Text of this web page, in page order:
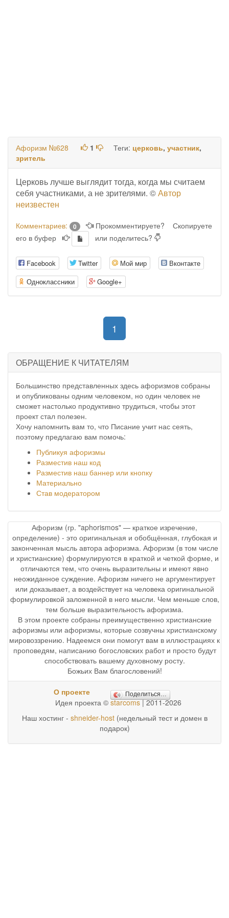
Афоризм №628 1 Теги: церковь, участник,
зритель
Церковь лучше выглядит тогда, когда мы считаем
себя участниками, а не зрителями. ©Автор
неизвестен
Комментариев: 0 Прокомментируете?
Скопируете
его в буфер
или поделитесь?
Facebook Twitter Мой мир
Вконтакте
Одноклассники
Google+
1
ОБРАЩЕНИЕ К ЧИТАТЕЛЯМ
Большинство представленных здесь афоризмов собраны
и опубликованы одним человеком, но один человек не
сможет настолько продуктивно трудиться, чтобы этот
проект стал полезен.
Хочу напомнить вам то, что Писание учит нас сеять,
поэтому предлагаю вам помочь:
Публикуя афоризмы
Разместив наш код
Разместив наш баннер или кнопку
Материально
Став модератором
Афоризм (гр. "aphorismos" — краткое изречение,
определение) - это оригинальная и обобщённая, глубокая и
законченная мысль автора афоризма. Афоризм (в том числе
и христианские) формулируются в краткой и четкой форме, и
отличаются тем, что очень выразительны и имеют явно
неожиданное суждение. Афоризм ничего не аргументирует
или доказывает, а воздействует на человека оригинальной
формулировкой заложенной в него мысли. Чем меньше слов,
тем больше выразительность афоризма.
В этом проекте собраны преимущественно христианские
афоризмы или афоризмы, которые созвучны христианскому
мировоззрению. Надеемся они помогут вам в иллюстрациях к
проповедям, написанию богословских работ и просто будут
способствовать вашему духовному росту.
Божьих Вам благословений!
О проекте Поделиться…
Идея проекта © starcoms| 2011-2026
Наш хостинг - shneider-host(недельный тест и домен в
подарок)